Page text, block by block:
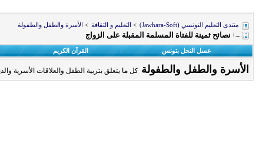
منتدى التعليم التونسي (Jawhara-Soft) > التعليم و الثقافة > الأسرة والطفل والطفولة
نصائح ثمينة للفتاة المسلمة المقبلة على الزواج
عسل النحل بتونس القرآن الكريم
الأسرة والطفل والطفولة كل ما يتعلق بتربية الطفل والعلاقات الأسرية